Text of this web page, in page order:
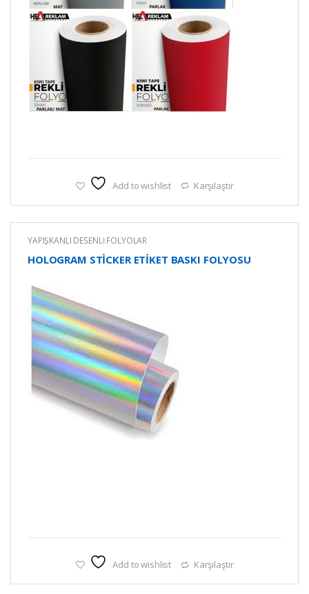
Add to wishlist Karşılaştır
YAPIŞKANLI DESENLİ FOLYOLAR
HOLOGRAM STİCKER ETİKET BASKI FOLYOSU
Add to wishlist Karşılaştır